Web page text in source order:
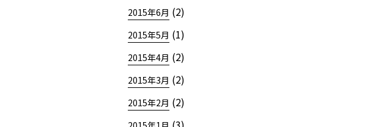
2015年6月 (2)
2015年5月 (1)
2015年4月 (2)
2015年3月 (2)
2015年2月 (2)